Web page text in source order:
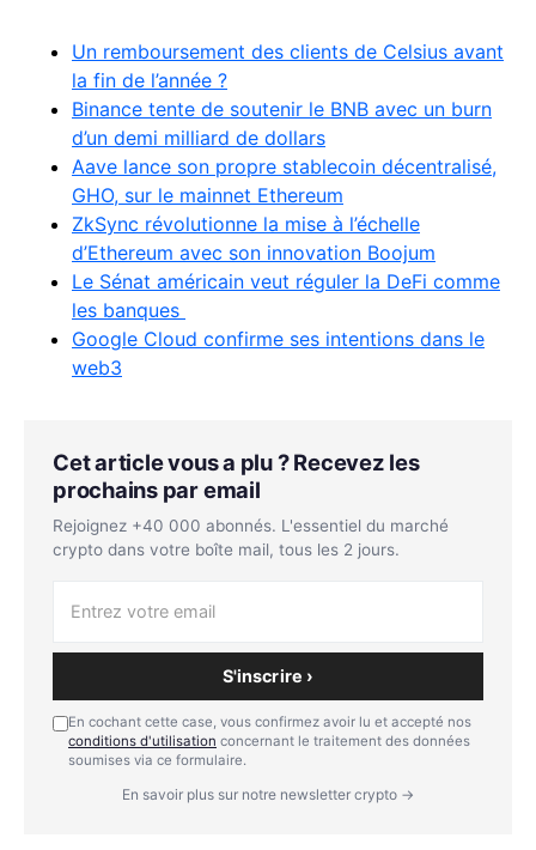
Un remboursement des clients de Celsius avant
la fin de l’année ?
Binance tente de soutenir le BNB avec un burn
d’un demi milliard de dollars
Aave lance son propre stablecoin décentralisé,
GHO, sur le mainnet Ethereum
ZkSync révolutionne la mise à l’échelle
d’Ethereum avec son innovation Boojum
Le Sénat américain veut réguler la DeFi comme
les banques
Google Cloud confirme ses intentions dans le
web3
Cet article vous a plu ? Recevez les
prochains par email
Rejoignez +40 000 abonnés. L'essentiel du marché
crypto dans votre boîte mail, tous les 2 jours.
S'inscrire ›
En cochant cette case, vous confirmez avoir lu et accepté nos
conditions d'utilisation concernant le traitement des données
soumises via ce formulaire.
En savoir plus sur notre newsletter crypto →